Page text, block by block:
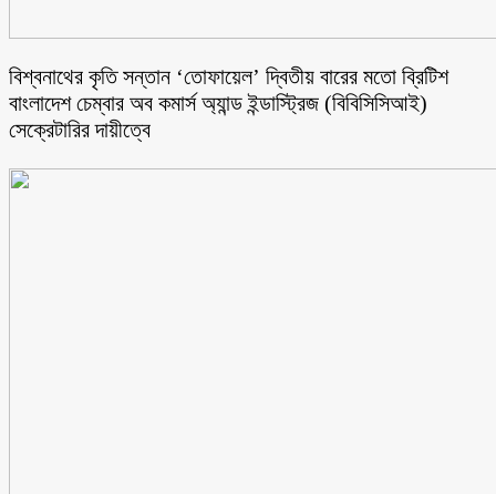
বিশ্বনাথের কৃতি সন্তান ‘তোফায়েল’ দ্বিতীয় বারের মতো ব্রিটিশ
বাংলাদেশ চেম্বার অব কমার্স অ্যান্ড ইন্ডাস্ট্রিজ (বিবিসিসিআই)
সেক্রেটারির দায়ীত্বে